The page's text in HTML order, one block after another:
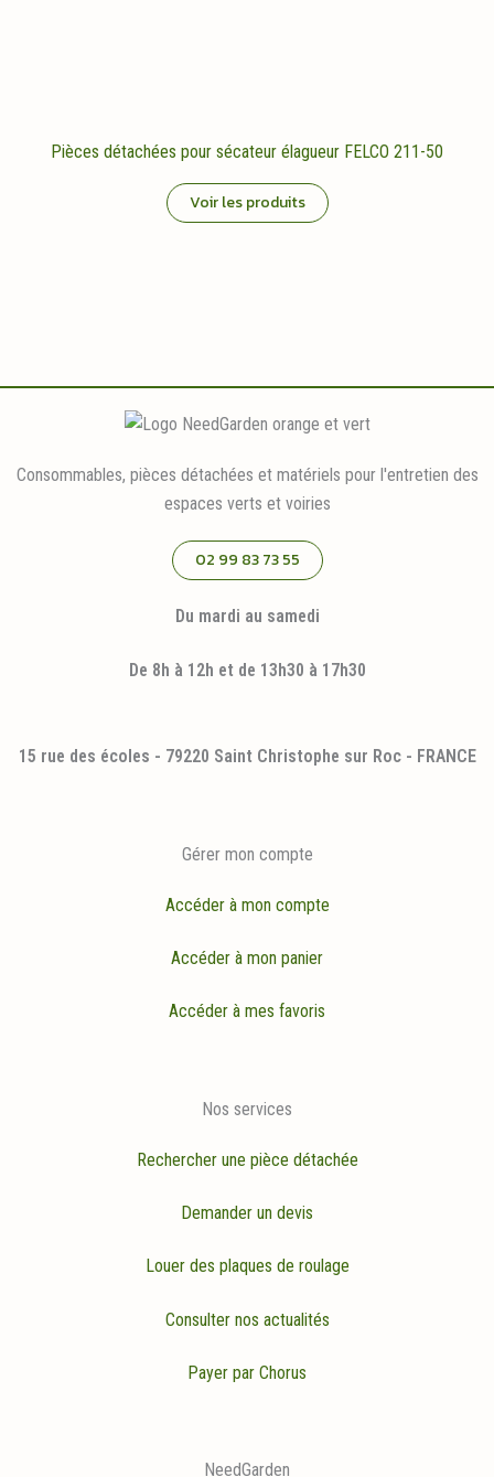
Pièces détachées pour sécateur élagueur FELCO 211-50
Voir les produits
Consommables, pièces détachées et matériels pour l'entretien des
espaces verts et voiries
02 99 83 73 55
Du mardi au samedi
De 8h à 12h et de 13h30 à 17h30
15 rue des écoles - 79220 Saint Christophe sur Roc - FRANCE
Gérer mon compte
Accéder à mon compte
Accéder à mon panier
Accéder à mes favoris
Nos services
Rechercher une pièce détachée
Demander un devis
Louer des plaques de roulage
Consulter nos actualités
Payer par Chorus
NeedGarden